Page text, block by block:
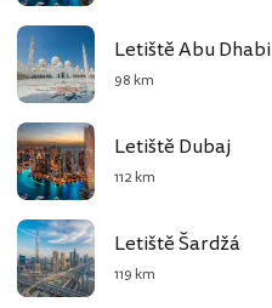
Letiště Abu Dhabi
98 km
Letiště Dubaj
112 km
Letiště Šardžá
119 km